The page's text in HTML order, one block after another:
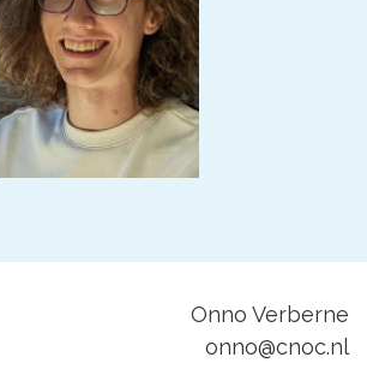
Onno Verberne
onno@cnoc.nl